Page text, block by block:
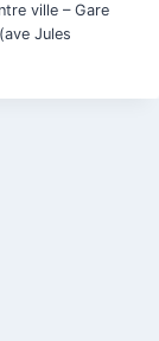
ville – Gare
Jules